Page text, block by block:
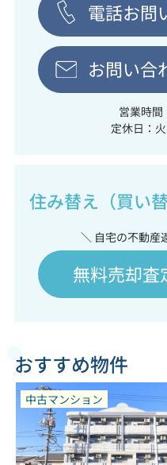
電話お問
お問い合
営業時
定休日：
住み替え（買い
＼ 自宅の不動産
無料売却査
おすすめ物件
中古マンション